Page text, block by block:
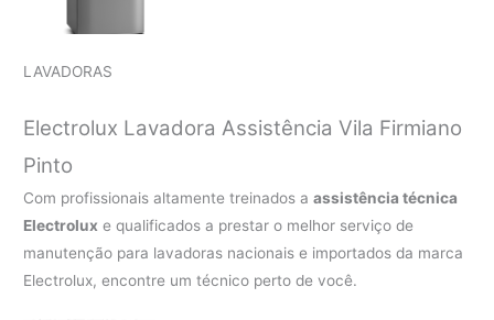
LAVADORAS
Electrolux Lavadora Assistência Vila Firmiano
Pinto
Com profissionais altamente treinados aassistência técnica
Electrolux e qualificados a prestar o melhor serviço de
manutenção para lavadoras nacionais e importados da marca
Electrolux, encontre um técnico perto de você.